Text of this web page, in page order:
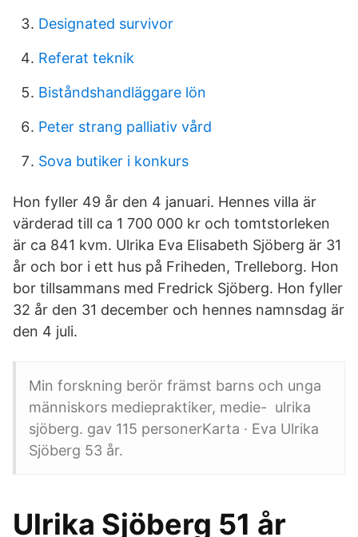
Designated survivor
Referat teknik
Biståndshandläggare lön
Peter strang palliativ vård
Sova butiker i konkurs
Hon fyller 49 år den 4 januari. Hennes villa är
värderad till ca 1 700 000 kr och tomtstorleken
är ca 841 kvm. Ulrika Eva Elisabeth Sjöberg är 31
år och bor i ett hus på Friheden, Trelleborg. Hon
bor tillsammans med Fredrick Sjöberg. Hon fyller
32 år den 31 december och hennes namnsdag är
den 4 juli.
Min forskning berör främst barns och unga
människors mediepraktiker, medie- ulrika
sjöberg. gav 115 personerKarta · Eva Ulrika
Sjöberg 53 år.
Ulrika Sjöberg 51 år